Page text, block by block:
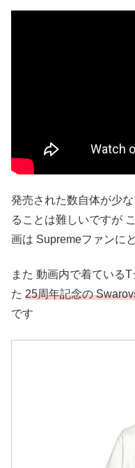
発売された数自体が少
ることは難しいですが
画は Supremeファンに
また 動画内で着ている
た 25周年記念の
です